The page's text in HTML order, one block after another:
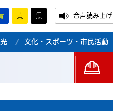
黄 黒 音声読み上げ
文化・スポーツ・市民活動